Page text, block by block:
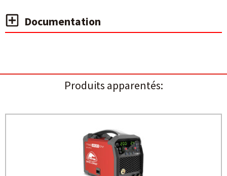
Documentation
Produits apparentés: